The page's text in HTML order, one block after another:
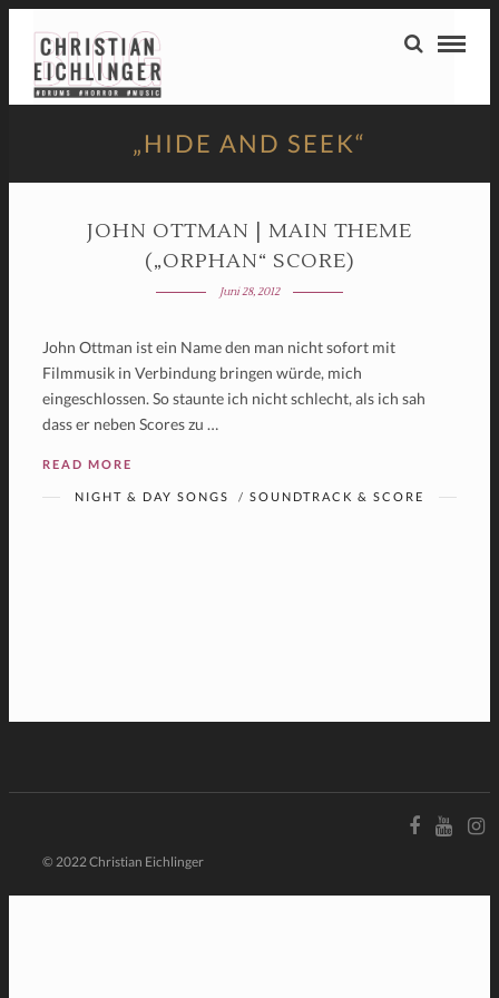
„HIDE AND SEEK“
JOHN OTTMAN | MAIN THEME
(„ORPHAN“ SCORE)
Juni 28, 2012
John Ottman ist ein Name den man nicht sofort mit
Filmmusik in Verbindung bringen würde, mich
eingeschlossen. So staunte ich nicht schlecht, als ich sah
dass er neben Scores zu …
READ MORE
NIGHT & DAY SONGS / SOUNDTRACK & SCORE
© 2022 Christian Eichlinger